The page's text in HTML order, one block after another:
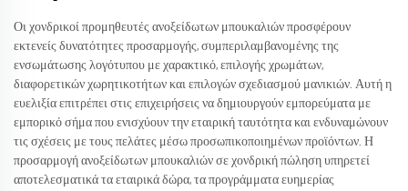
Οι χονδρικοί προμηθευτές ανοξείδωτων μπουκαλιών προσφέρουν
εκτενείς δυνατότητες προσαρμογής, συμπεριλαμβανομένης της
ενσωμάτωσης λογότυπου με χαρακτικό, επιλογής χρωμάτων,
διαφορετικών χωρητικοτήτων και επιλογών σχεδιασμού μανικιών. Αυτή η
ευελιξία επιτρέπει στις επιχειρήσεις να δημιουργούν εμπορεύματα με
εμπορικό σήμα που ενισχύουν την εταιρική ταυτότητα και ενδυναμώνουν
τις σχέσεις με τους πελάτες μέσω προσωπικοποιημένων προϊόντων. Η
προσαρμογή ανοξείδωτων μπουκαλιών σε χονδρική πώληση υπηρετεί
αποτελεσματικά τα εταιρικά δώρα, τα προγράμματα ευημερίας